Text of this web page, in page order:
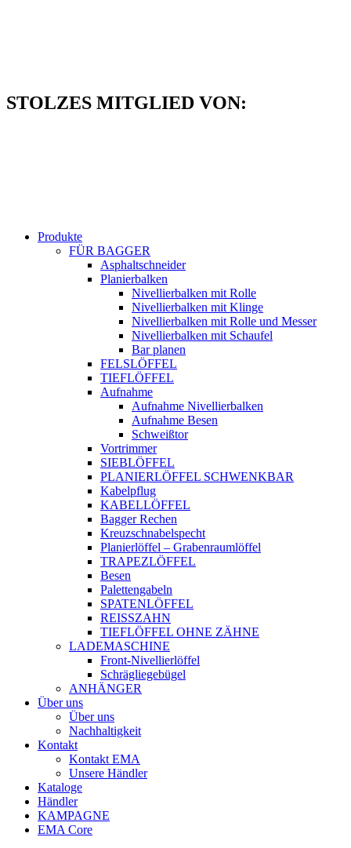
STOLZES MITGLIED VON:
Produkte
FÜR BAGGER
Asphaltschneider
Planierbalken
Nivellierbalken mit Rolle
Nivellierbalken mit Klinge
Nivellierbalken mit Rolle und Messer
Nivellierbalken mit Schaufel
Bar planen
FELSLÖFFEL
TIEFLÖFFEL
Aufnahme
Aufnahme Nivellierbalken
Aufnahme Besen
Schweißtor
Vortrimmer
SIEBLÖFFEL
PLANIERLÖFFEL SCHWENKBAR
Kabelpflug
KABELLÖFFEL
Bagger Rechen
Kreuzschnabelspecht
Planierlöffel – Grabenraumlöffel
TRAPEZLÖFFEL
Besen
Palettengabeln
SPATENLÖFFEL
REISSZAHN
TIEFLÖFFEL OHNE ZÄHNE
LADEMASCHINE
Front-Nivellierlöffel
Schrägliegebügel
ANHÄNGER
Über uns
Über uns
Nachhaltigkeit
Kontakt
Kontakt EMA
Unsere Händler
Kataloge
Händler
KAMPAGNE
EMA Core